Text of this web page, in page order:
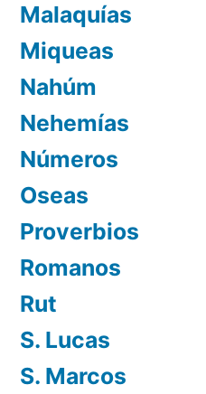
Malaquías
Miqueas
Nahúm
Nehemías
Números
Oseas
Proverbios
Romanos
Rut
S. Lucas
S. Marcos